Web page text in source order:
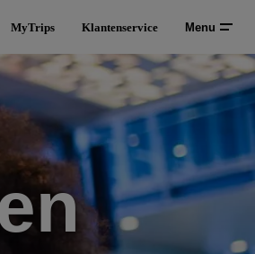
MyTrips Klantenservice Menu